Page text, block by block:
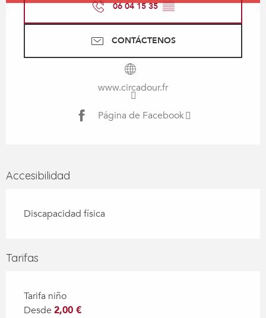
06 04 15 35▒▒
CONTÁCTENOS
www.circadour.fr
Página de Facebook
Accesibilidad
Discapacidad física
Tarifas
Tarifa niño
Desde 2,00 €